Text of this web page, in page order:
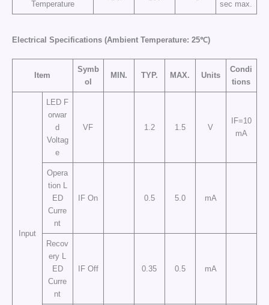
Temperature
sec max.
Electrical Specifications (Ambient Temperature: 25℃)
Item
Symb
ol
MIN. TYP. MAX. Units
Condi
tions
Input
LED F
orwar
d
Voltag
e
VF 1.2 1.5 V
IF=10
mA
Opera
tion L
ED
Curre
nt
IF On 0.5 5.0 mA
Recov
ery L
ED
Curre
nt
IF Off 0.35 0.5 mA